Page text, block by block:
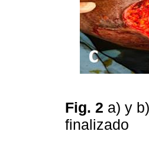
Fig. 2 a) y
finalizado